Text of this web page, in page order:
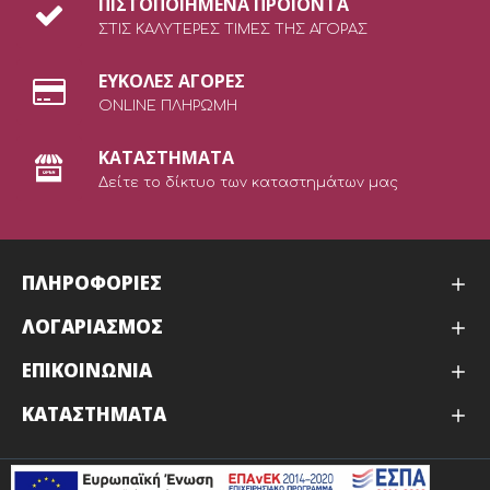
ΣΤΙΣ ΚΑΛΥΤΕΡΕΣ ΤΙΜΕΣ ΤΗΣ ΑΓΟΡΑΣ
ΕΥΚΟΛΕΣ ΑΓΟΡΕΣ
ONLINE ΠΛΗΡΩΜΗ
ΚΑΤΑΣΤΗΜΑΤΑ
Δείτε το δίκτυο των καταστημάτων μας
ΠΛΗΡΟΦΟΡΙΕΣ
ΛΟΓΑΡΙΑΣΜΟΣ
ΕΠΙΚΟΙΝΩΝΙΑ
ΚΑΤΑΣΤΉΜΑΤΑ